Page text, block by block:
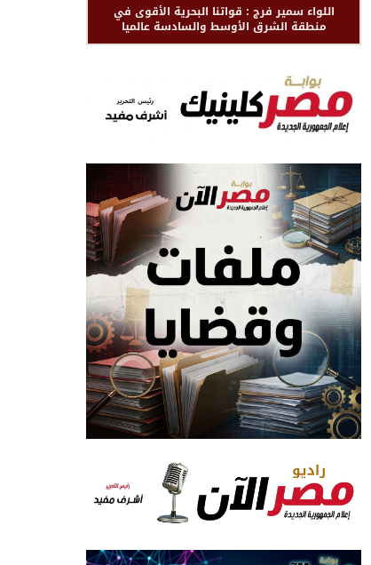
اللواء سمير فرج : قواتنا البحرية الأقوى في
منطقة الشرق الأوسط والسادسة عالميا